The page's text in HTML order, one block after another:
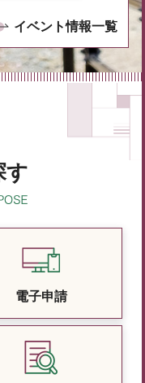
イベント情報一覧
す
電子申請